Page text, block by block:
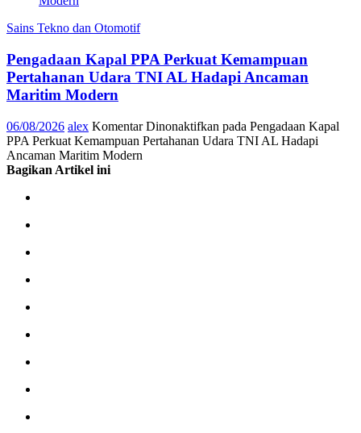
Sains Tekno dan Otomotif
Pengadaan Kapal PPA Perkuat Kemampuan
Pertahanan Udara TNI AL Hadapi Ancaman
Maritim Modern
06/08/2026 alex Komentar Dinonaktifkan pada Pengadaan Kapal
PPA Perkuat Kemampuan Pertahanan Udara TNI AL Hadapi
Ancaman Maritim Modern
Bagikan Artikel ini